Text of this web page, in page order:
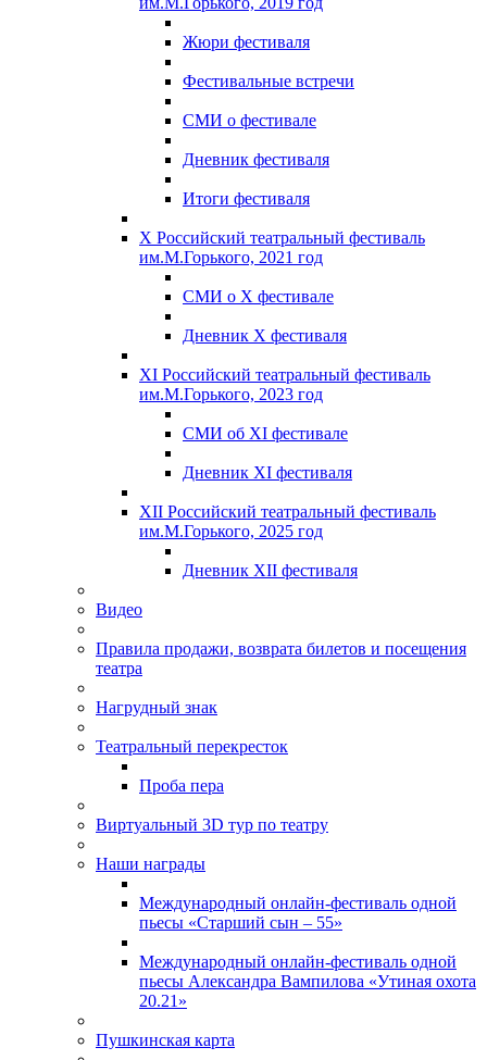
Жюри фестиваля
Фестивальные встречи
СМИ о фестивале
Дневник фестиваля
Итоги фестиваля
X Российский театральный фестиваль
им.М.Горького, 2021 год
СМИ о X фестивале
Дневник X фестиваля
XI Российский театральный фестиваль
им.М.Горького, 2023 год
СМИ об XI фестивале
Дневник XI фестиваля
XII Российский театральный фестиваль
им.М.Горького, 2025 год
Дневник XII фестиваля
Видео
Правила продажи, возврата билетов и посещения
театра
Нагрудный знак
Театральный перекресток
Проба пера
Виртуальный 3D тур по театру
Наши награды
Международный онлайн-фестиваль одной
пьесы «Старший сын – 55»
Международный онлайн-фестиваль одной
пьесы Александра Вампилова «Утиная охота
20.21»
Пушкинская карта